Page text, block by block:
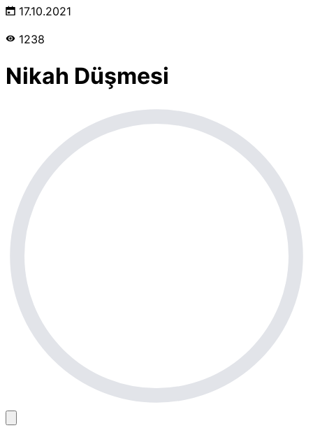
17.10.2021
1238
Nikah Düşmesi